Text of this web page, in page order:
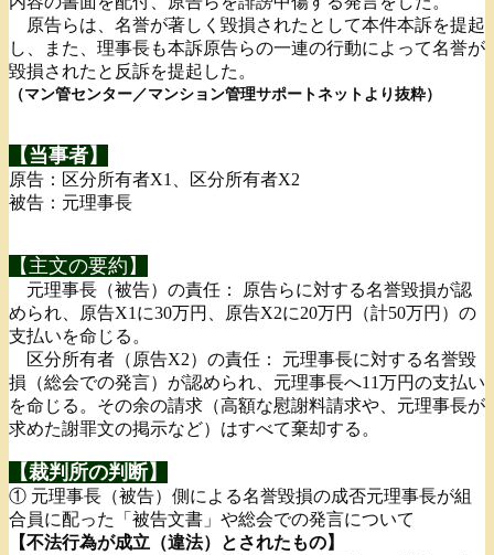
原告らは、名誉が著しく毀損されたとして本件本訴を提起
し、また、理事長も本訴原告らの一連の行動によって名誉が
毀損されたと反訴を提起した。
（マン管センター／マンション管理サポートネットより抜粋）
【当事者】
原告：区分所有者X1、区分所有者X2
被告：元理事長
【主文の要約】
元理事長（被告）の責任： 原告らに対する名誉毀損が認
められ、原告X1に30万円、原告X2に20万円（計50万円）の
支払いを命じる。
区分所有者（原告X2）の責任： 元理事長に対する名誉毀
損（総会での発言）が認められ、元理事長へ11万円の支払い
を命じる。その余の請求（高額な慰謝料請求や、元理事長が
求めた謝罪文の掲示など）はすべて棄却する。
【裁判所の判断】
① 元理事長（被告）側による名誉毀損の成否元理事長が組
合員に配った「被告文書」や総会での発言について
【不法行為が成立（違法）とされたもの】